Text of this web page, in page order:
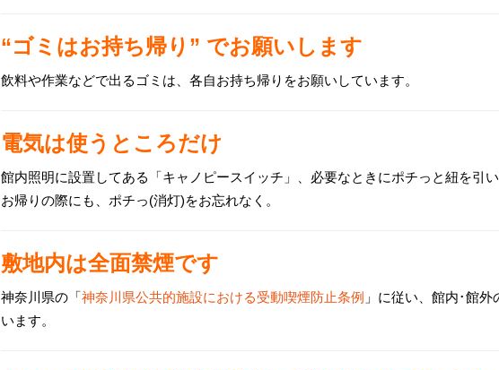
“ゴミはお持ち帰り” でお願いします
飲料や作業などで出るゴミは、各自お持ち帰りをお願いしています。
電気は使うところだけ
館内照明に設置してある「キャノピースイッチ」、必要なときにポチっと紐を引い
お帰りの際にも、ポチっ(消灯)をお忘れなく。
敷地内は全面禁煙です
神奈川県の「神奈川県公共的施設における受動喫煙防止条例 」に従い、館内･館
います。